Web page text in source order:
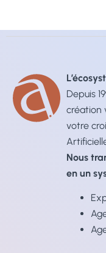
Depuis
création
votre
Nous
en un